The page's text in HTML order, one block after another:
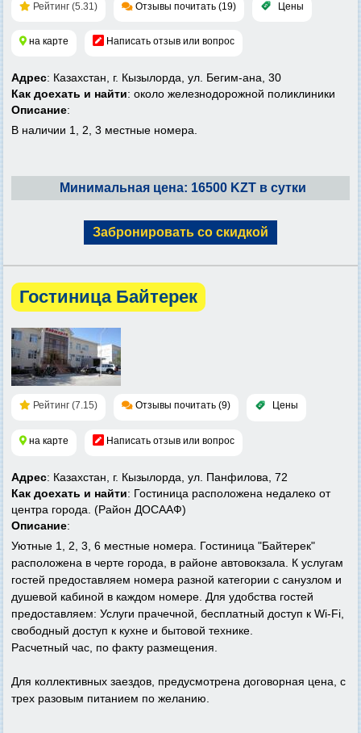
Рейтинг (5.31) Отзывы почитать (19) Цены
на карте Написать отзыв или вопрос
Адрес: Казахстан, г. Кызылорда, ул. Бегим-ана, 30
Как доехать и найти: около железнодорожной поликлиники
Описание:
В наличии 1, 2, 3 местные номера.
Минимальная цена: 16500 KZT в сутки
Забронировать со скидкой
Гостиница Байтерек
Рейтинг (7.15) Отзывы почитать (9) Цены
на карте Написать отзыв или вопрос
Адрес: Казахстан, г. Кызылорда, ул. Панфилова, 72
Как доехать и найти: Гостиница расположена недалеко от
центра города. (Район ДОСААФ)
Описание:
Уютные 1, 2, 3, 6 местные номера. Гостиница "Байтерек"
расположена в черте города, в районе автовокзала. К услугам
гостей предоставляем номера разной категории с санузлом и
душевой кабиной в каждом номере. Для удобства гостей
предоставляем: Услуги прачечной, бесплатный доступ к Wi-Fi,
свободный доступ к кухне и бытовой технике.
Расчетный час, по факту размещения.
Для коллективных заездов, предусмотрена договорная цена, с
трех разовым питанием по желанию.